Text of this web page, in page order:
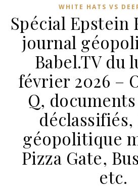
WHITE HATS VS
Spécial Epstein
journal
Babel.TV du
février 2026 –
Q,
géopolitique
Pizza Gate,
etc.